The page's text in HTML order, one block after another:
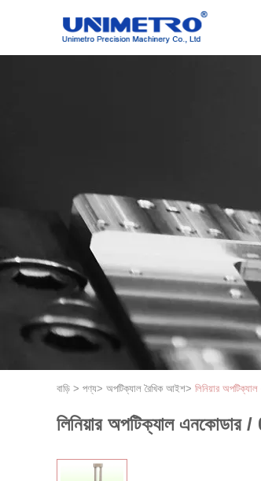
বাড়ি > পণ্য> অপটিক্যাল রৈখিক আইশ> লিনিয়ার
লিনিয়ার অপটিক্যাল